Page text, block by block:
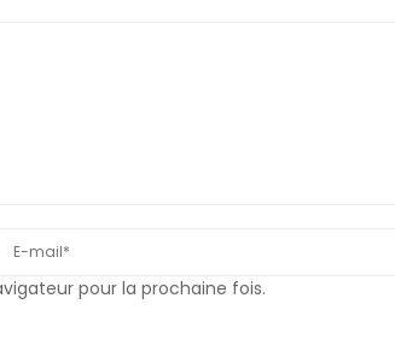
pour la prochaine fois.